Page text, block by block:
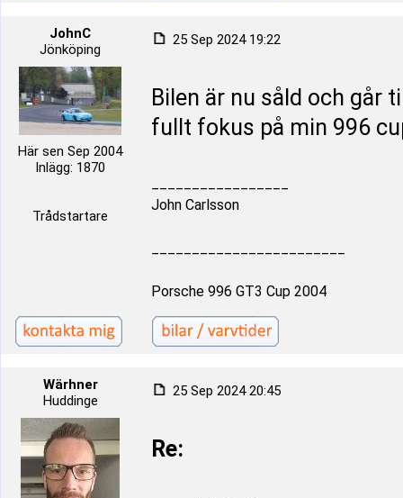
JohnC
Jönköping
Här sen Sep 2004
Inlägg: 1870
Trådstartare
25 Sep 2024 19:22
Bilen är nu såld och går
fullt fokus på min 996
John Carlsson
Porsche 996 GT3 Cup 2004
Wärhner
Huddinge
25 Sep 2024 20:45
Re: